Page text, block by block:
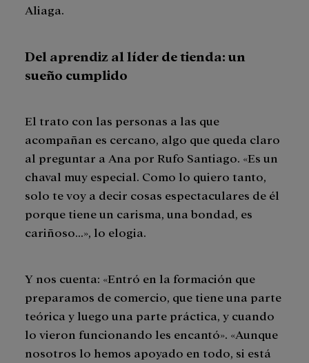
Aliaga.
Del aprendiz al líder de tienda: un
sueño cumplido
El trato con las personas a las que
acompañan es cercano, algo que queda claro
al preguntar a Ana por Rufo Santiago. «Es un
chaval muy especial. Como lo quiero tanto,
solo te voy a decir cosas espectaculares de él
porque tiene un carisma, una bondad, es
cariñoso...», lo elogia.
Y nos cuenta: «Entró en la formación que
preparamos de comercio, que tiene una parte
teórica y luego una parte práctica, y cuando
lo vieron funcionando les encantó». «Aunque
nosotros lo hemos apoyado en todo, si está